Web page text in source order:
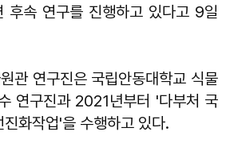
후속 연구를 진행하고 있다고 9일
관 연구진은 국립안동대학교 식물
연구진과 2021년부터 '다부처 국
화작업'을 수행하고 있다.